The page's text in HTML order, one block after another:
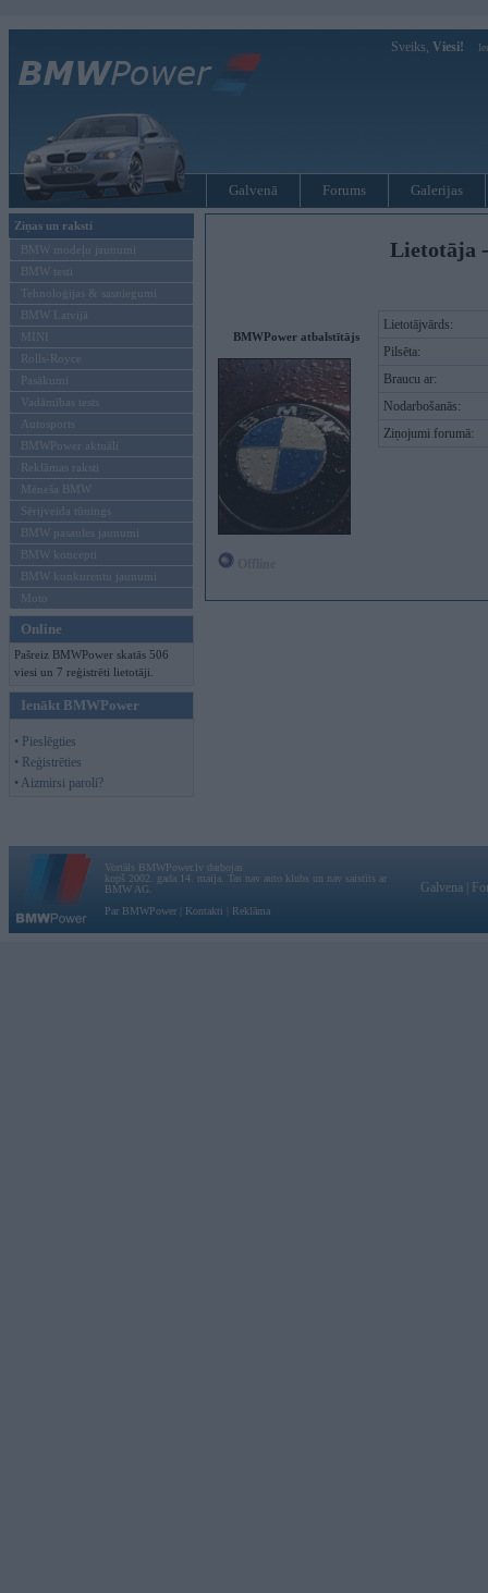
Sveiks, Viesi!
Galvenā Forums Galerijas
Ziņas un raksti
BMW modeļu jaunumi
BMW testi
Tehnoloģijas & sasniegumi
BMW Latvijā
MINI
Rolls-Royce
Pasākumi
Vadāmības tests
Autosports
BMWPower aktuāli
Reklāmas raksti
Mēneša BMW
Sērijveida tūnings
BMW pasaules jaunumi
BMW koncepti
BMW konkurentu jaunumi
Moto
Online
Pašreiz BMWPower skatās 506
viesi un 7 reģistrēti lietotāji.
Ienākt BMWPower
• Pieslēgties
• Reģistrēties
• Aizmirsi paroli?
Lietotāja
BMWPower atbalstītājs
Lietotājvārds:
Pilsēta:
Braucu ar:
Nodarbošanās:
Ziņojumi forumā:
Vortāls BMWPower.lv darbojas
kopš 2002. gada 14. maija. Tas nav auto klubs un nav saistīts ar
BMW AG.
Par BMWPower
Kontakti Reklāma
Galvena